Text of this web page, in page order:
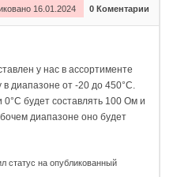
16.01.2024 0 Коментарии
у нас в ассортименте
диапазоне от -20 до 450°C.
будет составлять 100 Ом и
диапазоне оно будет
статус на опубликованный